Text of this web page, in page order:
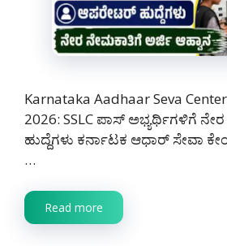
Karnataka Aadhaar Seva
2026: SSLC ಪಾಸ್ ಅಭ್ಯರ್ಥಿಗಳಿಗೆ
ಹುದ್ದೆಗಳು ಕರ್ನಾಟಕ ಆಧಾರ್ ಸೇವಾ
…
Read more